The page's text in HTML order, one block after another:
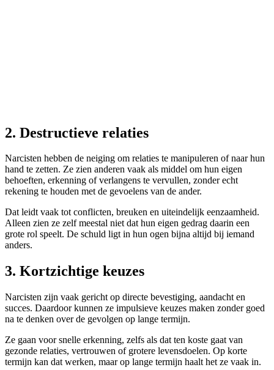
2. Destructieve relaties
Narcisten hebben de neiging om relaties te manipuleren of naar hun
hand te zetten. Ze zien anderen vaak als middel om hun eigen
behoeften, erkenning of verlangens te vervullen, zonder echt
rekening te houden met de gevoelens van de ander.
Dat leidt vaak tot conflicten, breuken en uiteindelijk eenzaamheid.
Alleen zien ze zelf meestal niet dat hun eigen gedrag daarin een
grote rol speelt. De schuld ligt in hun ogen bijna altijd bij iemand
anders.
3. Kortzichtige keuzes
Narcisten zijn vaak gericht op directe bevestiging, aandacht en
succes. Daardoor kunnen ze impulsieve keuzes maken zonder goed
na te denken over de gevolgen op lange termijn.
Ze gaan voor snelle erkenning, zelfs als dat ten koste gaat van
gezonde relaties, vertrouwen of grotere levensdoelen. Op korte
termijn kan dat werken, maar op lange termijn haalt het ze vaak in.